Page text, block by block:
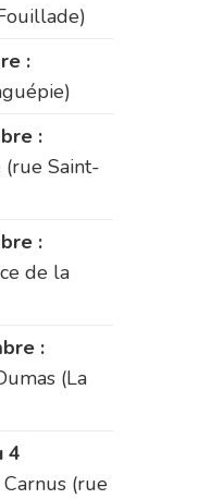
:
:
(rue Saint-
:
de la
:
(La
4
(rue